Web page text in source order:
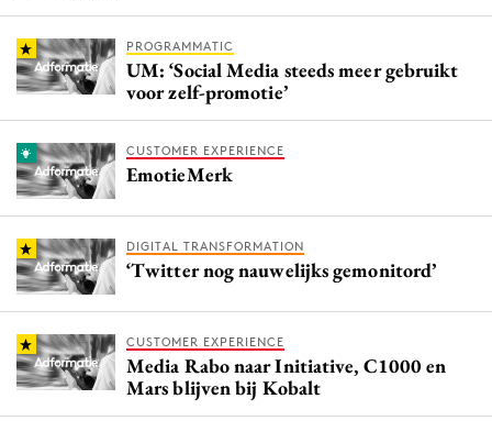
PROGRAMMATIC
UM: ‘Social Media steeds meer gebruikt
voor zelf-promotie’
CUSTOMER EXPERIENCE
EmotieMerk
DIGITAL TRANSFORMATION
‘Twitter nog nauwelijks gemonitord’
CUSTOMER EXPERIENCE
Media Rabo naar Initiative, C1000 en
Mars blijven bij Kobalt